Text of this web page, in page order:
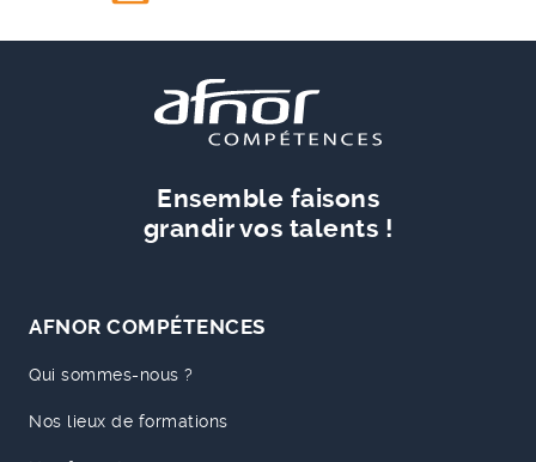
Ensemble faisons
grandir vos talents !
AFNOR COMPÉTENCES
Qui sommes-nous ?
Nos lieux de formations